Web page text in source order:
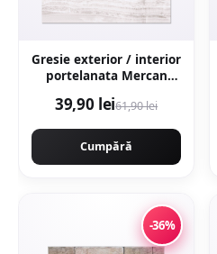
Gresie exterior / interior
portelanata Mercan
lucioasa tip marmura
39,90 lei61,90 lei
Cumpără
-36%